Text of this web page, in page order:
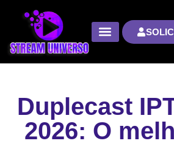
Duplecast
2026: O